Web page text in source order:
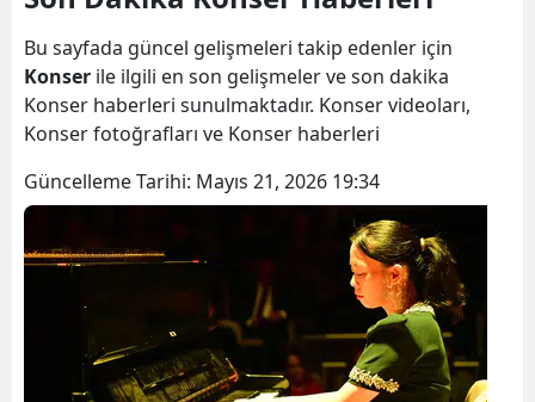
Bingöl
Bitlis
Bolu
Çanakkale
Çankırı
Bu sayfada güncel gelişmeleri takip edenler için
Konser ile ilgili en son gelişmeler ve son dakika
Konser haberleri sunulmaktadır. Konser videoları,
Konser fotoğrafları ve Konser haberleri
Güncelleme Tarihi: Mayıs 21, 2026 19:34